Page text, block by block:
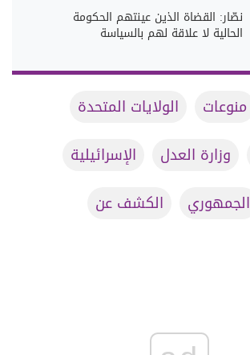
نصّار: القضاة الذين عينتهم الحكومة
الحالية لا علاقة لهم بالسياسة
منوعات
الولايات المتحدة
وزارة العدل
الإسرائيلية
الجمهوري الكشف عن